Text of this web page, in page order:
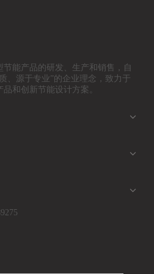
节能产品的研发、生产和销售，自
、源于专业”的企业理念，致力于
和创新节能设计方案。